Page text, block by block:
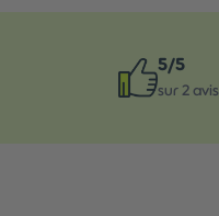
5/5
sur 2 avis